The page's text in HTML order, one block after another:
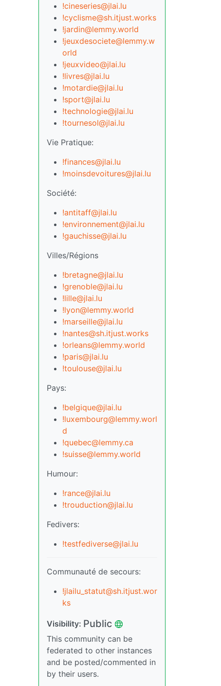
!cineseries@jlai.lu
!cyclisme@sh.itjust.works
!jardin@lemmy.world
!jeuxdesociete@lemmy.w
orld
!jeuxvideo@jlai.lu
!livres@jlai.lu
!motardie@jlai.lu
!sport@jlai.lu
!technologie@jlai.lu
!tournesol@jlai.lu
Vie Pratique:
!finances@jlai.lu
!moinsdevoitures@jlai.lu
Société:
!antitaff@jlai.lu
!environnement@jlai.lu
!gauchisse@jlai.lu
Villes/Régions
!bretagne@jlai.lu
!grenoble@jlai.lu
!lille@jlai.lu
!lyon@lemmy.world
!marseille@jlai.lu
!nantes@sh.itjust.works
!orleans@lemmy.world
!paris@jlai.lu
!toulouse@jlai.lu
Pays:
!belgique@jlai.lu
!luxembourg@lemmy.worl
d
!quebec@lemmy.ca
!suisse@lemmy.world
Humour:
!rance@jlai.lu
!trouduction@jlai.lu
Fedivers:
!testfediverse@jlai.lu
Communauté de secours:
!jlailu_statut@sh.itjust.wor
ks
Visibility: Public
This community can be
federated to other instances
and be posted/commented in
by their users.